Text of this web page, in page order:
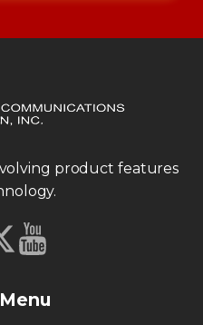
product features